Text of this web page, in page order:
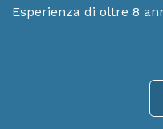
Esperienza di oltre 8